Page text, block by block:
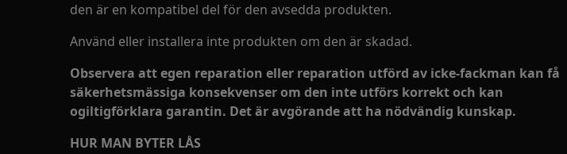
den är en kompatibel del för den avsedda produkten.
Använd eller installera inte produkten om den är skadad.
Observera att egen reparation eller reparation utförd av icke‑fackman kan få
säkerhetsmässiga konsekvenser om den inte utförs korrekt och kan
ogiltigförklara garantin. Det är avgörande att ha nödvändig kunskap.
HUR MAN BYTER LÅS